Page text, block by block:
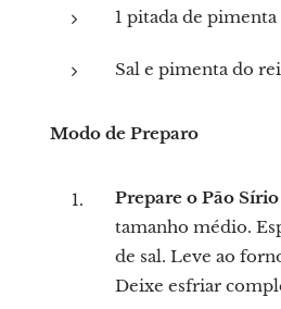
1 pitada de
Sal e pimenta do
Modo de Preparo
Prepare o Pão
tamanho médio.
de sal. Leve ao
Deixe esfriar